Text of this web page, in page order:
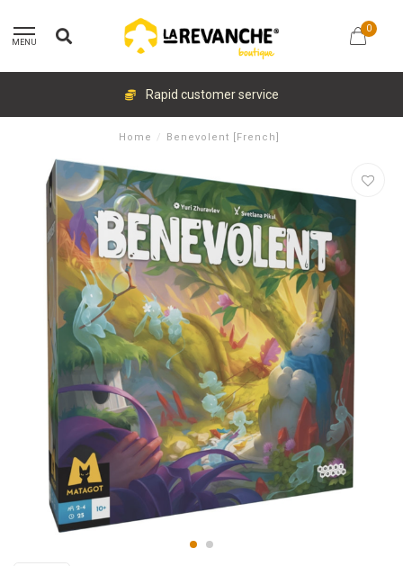
MENU
0
Rapid customer service
Home / Benevolent [French]